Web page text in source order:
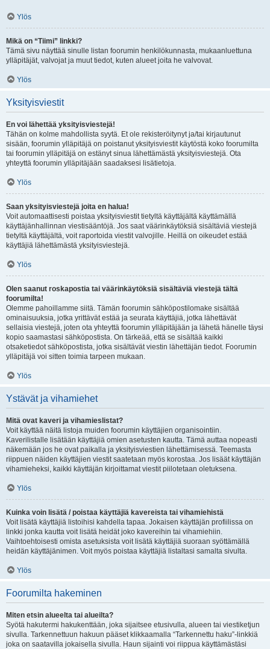
Ylös
Mikä on “Tiimi” linkki?
Tämä sivu näyttää sinulle listan foorumin henkilökunnasta, mukaanluettuna
ylläpitäjät, valvojat ja muut tiedot, kuten alueet joita he valvovat.
Ylös
Yksityisviestit
En voi lähettää yksityisviestejä!
Tähän on kolme mahdollista syytä. Et ole rekisteröitynyt ja/tai kirjautunut
sisään, foorumin ylläpitäjä on poistanut yksityisviestit käytöstä koko foorumilta
tai foorumin ylläpitäjä on estänyt sinua lähettämästä yksityisviestejä. Ota
yhteyttä foorumin ylläpitäjään saadaksesi lisätietoja.
Ylös
Saan yksityisviestejä joita en halua!
Voit automaattisesti poistaa yksityisviestit tietyltä käyttäjältä käyttämällä
käyttäjänhallinnan viestisääntöjä. Jos saat väärinkäytöksiä sisältäviä viestejä
tietyltä käyttäjältä, voit raportoida viestit valvojille. Heillä on oikeudet estää
käyttäjiä lähettämästä yksityisviestejä.
Ylös
Olen saanut roskapostia tai väärinkäytöksiä sisältäviä viestejä tältä
foorumilta!
Olemme pahoillamme siitä. Tämän foorumin sähköpostilomake sisältää
ominaisuuksia, jotka yrittävät estää ja seurata käyttäjiä, jotka lähettävät
sellaisia viestejä, joten ota yhteyttä foorumin ylläpitäjään ja lähetä hänelle täysi
kopio saamastasi sähköpostista. On tärkeää, että se sisältää kaikki
otsaketiedot sähköpostista, jotka sisältävät viestin lähettäjän tiedot. Foorumin
ylläpitäjä voi sitten toimia tarpeen mukaan.
Ylös
Ystävät ja vihamiehet
Mitä ovat kaveri ja vihamieslistat?
Voit käyttää näitä listoja muiden foorumin käyttäjien organisointiin.
Kaverilistalle lisätään käyttäjiä omien asetusten kautta. Tämä auttaa nopeasti
näkemään jos he ovat paikalla ja yksityisviestien lähettämisessä. Teemasta
riippuen näiden käyttäjien viestit saatetaan myös korostaa. Jos lisäät käyttäjän
vihamieheksi, kaikki käyttäjän kirjoittamat viestit piilotetaan oletuksena.
Ylös
Kuinka voin lisätä / poistaa käyttäjiä kavereista tai vihamiehistä
Voit lisätä käyttäjiä listoihisi kahdella tapaa. Jokaisen käyttäjän profiilissa on
linkki jonka kautta voit lisätä heidät joko kavereihin tai vihamiehiin.
Vaihtoehtoisesti omista asetuksista voit lisätä käyttäjiä suoraan syöttämällä
heidän käyttäjänimen. Voit myös poistaa käyttäjiä listaltasi samalta sivulta.
Ylös
Foorumilta hakeminen
Miten etsin alueelta tai alueilta?
Syötä hakutermi hakukenttään, joka sijaitsee etusivulla, alueen tai viestiketjun
sivulla. Tarkennettuun hakuun pääset klikkaamalla “Tarkennettu haku”-linkkiä
joka on saatavilla jokaisella sivulla. Haun sijainti voi riippua käyttämästäsi